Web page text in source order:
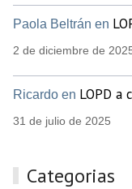
Paola Beltrán en
2 de diciembre de
Ricardo en LOPD a
31 de julio de 2025
Categorias